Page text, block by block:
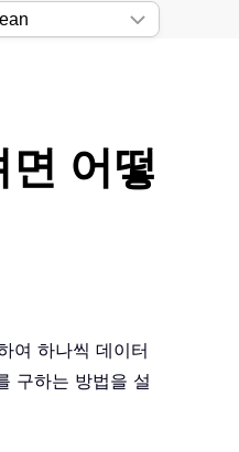
어떻
여 하나씩 데이터
구하는 방법을 설